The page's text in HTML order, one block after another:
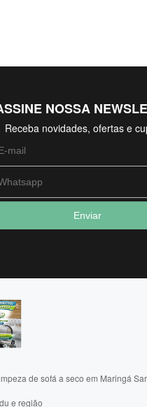
NOSSA
Receba novidades, ofertas e
de sofá a seco em Maringá
e região